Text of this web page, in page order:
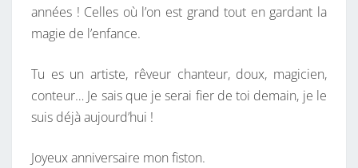
années ! Celles où l’on est grand tout en gardant la
magie de l’enfance.
Tu es un artiste, rêveur chanteur, doux, magicien,
conteur… Je sais que je serai fier de toi demain, je le
suis déjà aujourd’hui !
Joyeux anniversaire mon fiston.